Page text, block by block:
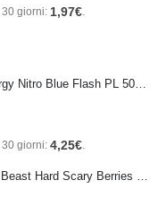
giorni: 1,97€.
giorni: 4,25€.
PRE-ORDER Monster The Beast Hard Scary Berries 355 ml IN ARRIVO ENTRO IL 21 SETTEMBRE